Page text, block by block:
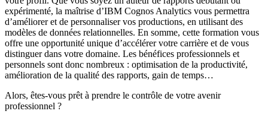
expérimenté, la maîtrise d’IBM Cognos Analytics vous permettra
d’améliorer et de personnaliser vos productions, en utilisant des
modèles de données relationnelles. En somme, cette formation vous
offre une opportunité unique d’accélérer votre carrière et de vous
distinguer dans votre domaine. Les bénéfices professionnels et
personnels sont donc nombreux : optimisation de la productivité,
amélioration de la qualité des rapports, gain de temps…
Alors, êtes-vous prêt à prendre le contrôle de votre avenir
professionnel ?